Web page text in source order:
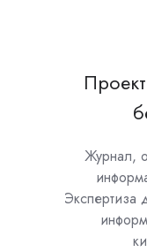
Журнал,
Экспертиза